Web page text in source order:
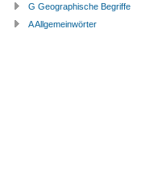
G Geographische Begriffe
A Allgemeinwörter